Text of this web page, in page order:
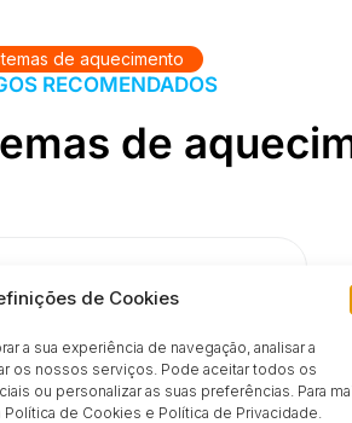
de Cookies
a sua experiência de navegação, analisar a
os nossos serviços. Pode aceitar todos os
ou personalizar as suas preferências. Para
de Cookies e Política de Privacidade.
de aquecimento
RECOMENDADOS
de
De Bidões 0-